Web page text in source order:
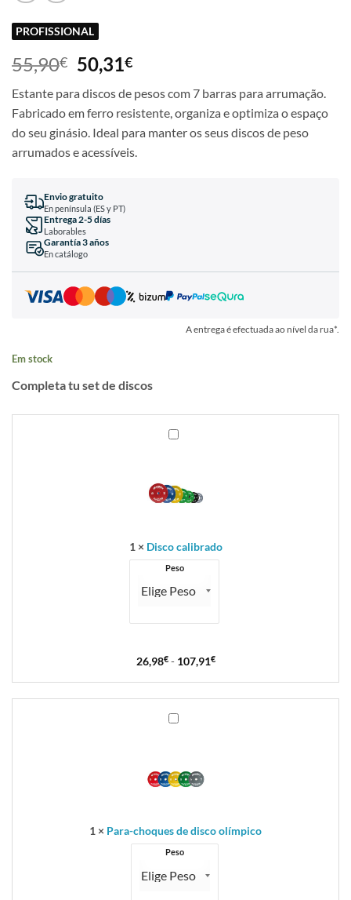
PROFISSIONAL
55,90€ 50,31€
Estante para discos de pesos com 7 barras para arrumação.
Fabricado em ferro resistente, organiza e optimiza o espaço
do seu ginásio. Ideal para manter os seus discos de peso
arrumados e acessíveis.
Envio gratuito
En península (ES y PT)
Entrega 2-5 días
Laborables
Garantía 3 años
En catálogo
A entrega é efectuada ao nível da rua*.
Em stock
Completa tu set de discos
1 × Disco calibrado
Peso
26,98€ - 107,91€
1 × Para-choques de disco olímpico
Peso